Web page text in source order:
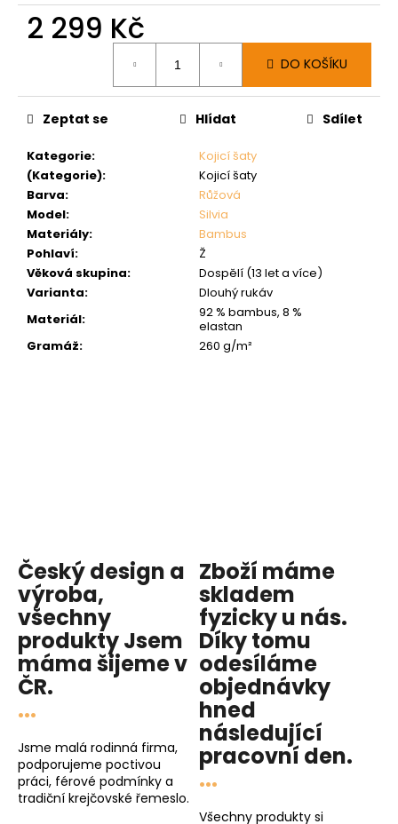
2 299 Kč
DO KOŠÍKU
Kategorie:
Kojicí šaty
(Kategorie):
Kojicí šaty
Barva:
Růžová
Model:
Silvia
Materiály:
Bambus
Pohlaví:
Ž
Věková skupina:
Dospělí (13 let a více)
Varianta:
Dlouhý rukáv
Materiál:
92 % bambus, 8 %
elastan
Gramáž: 260 g/m²
Zeptat se Hlídat Sdílet
Český design a
výroba,
všechny
produktyJsem
mámašijeme v
ČR.
...
Jsme malá rodinná firma,
podporujeme poctivou
práci, férové podmínky a
tradiční krejčovské řemeslo.
Zboží máme
skladem
fyzicky u nás.
Díky tomu
odesíláme
objednávky
hned
následující
pracovní den.
...
Všechny produkty si